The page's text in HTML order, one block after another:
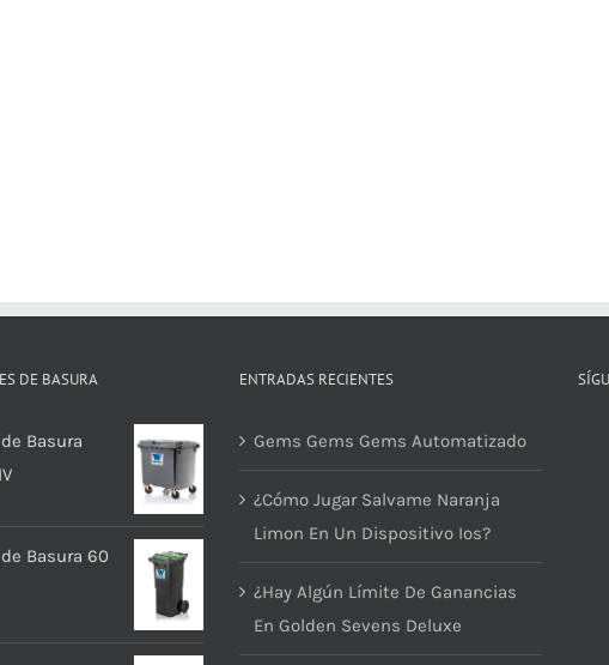
DE BASURA
Basura
Basura 60
ENTRADAS RECIENTES
Gems Gems Gems Automatizado
¿Cómo Jugar Salvame Naranja
Limon En Un Dispositivo Ios?
¿Hay Algún Límite De Ganancias
En Golden Sevens Deluxe